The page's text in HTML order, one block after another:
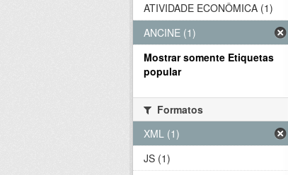
ATIVIDADE ECONÔMICA (1)
ANCINE (1)
Mostrar somente Etiquetas
popular
Formatos
XML (1)
JS (1)